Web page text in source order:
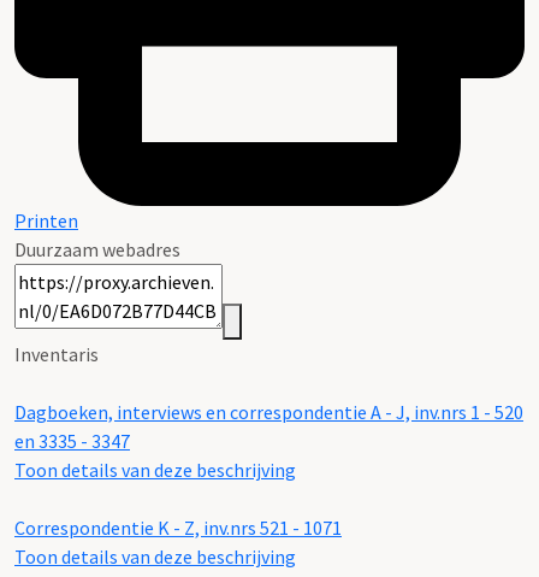
Printen
Duurzaam webadres
Inventaris
Dagboeken, interviews en correspondentie A - J, inv.nrs 1 - 520
en 3335 - 3347
Toon details van deze beschrijving
Correspondentie K - Z, inv.nrs 521 - 1071
Toon details van deze beschrijving